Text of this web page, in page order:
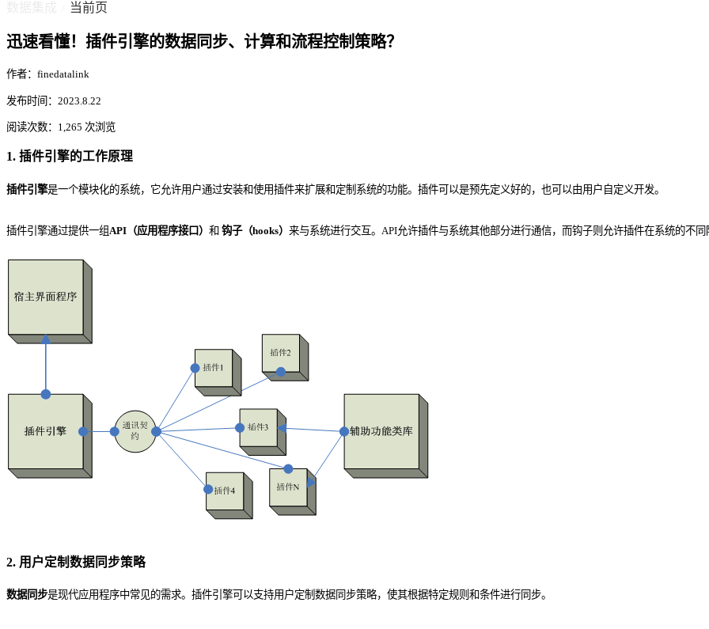
当前页
迅速看懂！插件引擎的数据同步、计算和流程控制策略？
作者：finedatalink
发布时间：2023.8.22
阅读次数：1,265 次浏览
1. 插件引擎的工作原理
插件引擎是一个模块化的系统，它允许用户通过安装和使用插件来扩展和定制系统的功能。插件可以是预先定义好的，也可以由用户自定义开发。
插件引擎通过提供一组 API（应用程序接口） 和 钩子（hooks） 来与系统进行交互。API允许插件与系统其他部分进行通信，而钩子则允许插件在系统的不同
2. 用户定制数据同步策略
数据同步是现代应用程序中常见的需求。插件引擎可以支持用户定制数据同步策略，使其根据特定规则和条件进行同步。